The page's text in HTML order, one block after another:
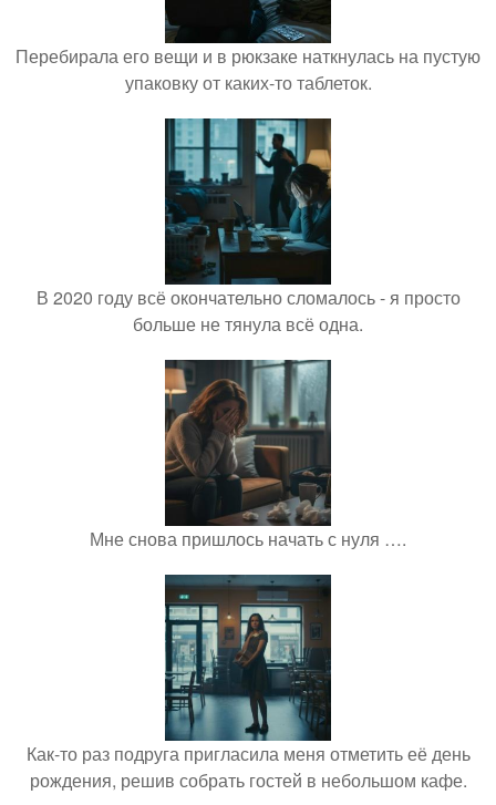
Перебирала его вещи и в рюкзаке наткнулась на пустую
упаковку от каких-то таблеток.
В 2020 году всё окончательно сломалось - я просто
больше не тянула всё одна.
Мне снова пришлось начать с нуля ….
Как-то раз подруга пригласила меня отметить её день
рождения, решив собрать гостей в небольшом кафе.